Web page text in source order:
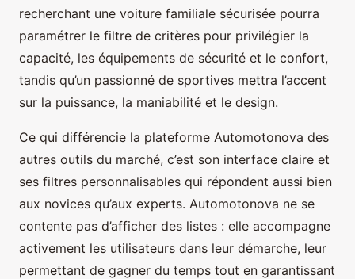
recherchant une voiture familiale sécurisée pourra
paramétrer le filtre de critères pour privilégier la
capacité, les équipements de sécurité et le confort,
tandis qu’un passionné de sportives mettra l’accent
sur la puissance, la maniabilité et le design.
Ce qui différencie la plateforme Automotonova des
autres outils du marché, c’est son interface claire et
ses filtres personnalisables qui répondent aussi bien
aux novices qu’aux experts. Automotonova ne se
contente pas d’afficher des listes : elle accompagne
activement les utilisateurs dans leur démarche, leur
permettant de gagner du temps tout en garantissant